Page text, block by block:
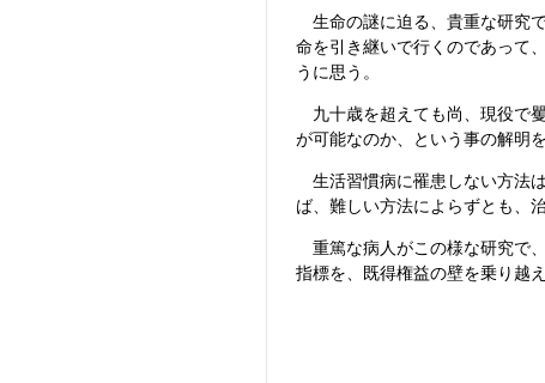
生命の謎に迫る、貴重な研究
命を引き継いで行くのであって
うに思う。
九十歳を超えても尚、現役で
が可能なのか、という事の解明
生活習慣病に罹患しない方法
ば、難しい方法によらずとも、
重篤な病人がこの様な研究で
指標を、既得権益の壁を乗り越